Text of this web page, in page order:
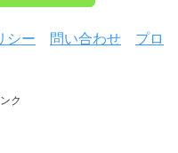
シー 問い合わせ
プロ
ク